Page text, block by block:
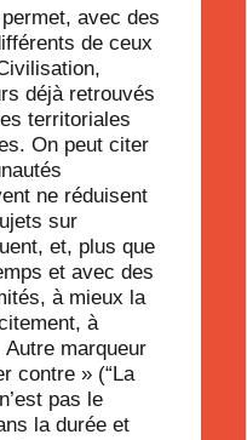
avec des
de ceux
déjà retrouvés
territoriales
On peut citer
ne réduisent
sur
, et, plus que
et avec des
à mieux la
, à
Autre marqueur
contre »(“La
pas le
la durée et